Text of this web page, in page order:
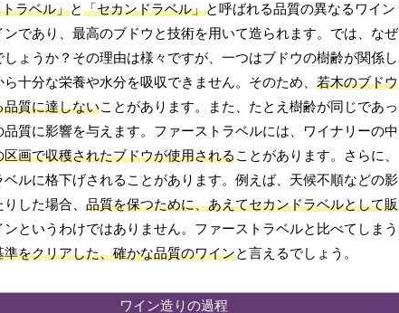
ラベル」と「セカンドラベル」と呼ばれる品質の異なるワイン
であり、最高のブドウと技術を用いて造られます。では、なぜ
ょうか？その理由は様々ですが、一つはブドウの樹齢が関係し
十分な栄養や水分を吸収できません。そのため、 若木のブドウ
品質に達しないことがあります。また、たとえ樹齢が同じであっ
質に影響を与えます。ファーストラベルには、ワイナリーの中
画で収穫されたブドウが使用されることがあります。さらに、
ルに格下げされることがあります。例えば、天候不順などの影
した場合、 品質を保つために、あえてセカンドラベルとして販
というわけではありません。ファーストラベルと比べてしまう
をクリアした、確かな品質のワインと言えるでしょう。
ワイン造りの過程